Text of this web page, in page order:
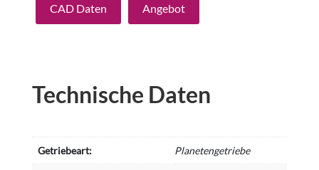
CAD Daten Angebot
Technische Daten
Getriebeart: Planetengetriebe